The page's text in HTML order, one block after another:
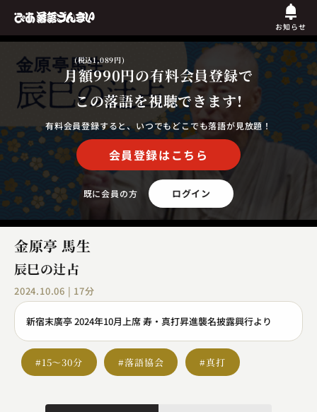
お知らせ
月額990円
(税込1,089円)
の有料会員登録で
この落語を視聴できます!
有料会員登録すると、いつでもどこでも落語が見放題！
会員登録はこちら
既に会員の方 ログイン
金原亭 馬生
辰巳の辻占
2024.10.06 | 17分
新宿末廣亭 2024年10月上席 寿・真打昇進襲名披露興行より
#15～30分 #落語協会 #真打